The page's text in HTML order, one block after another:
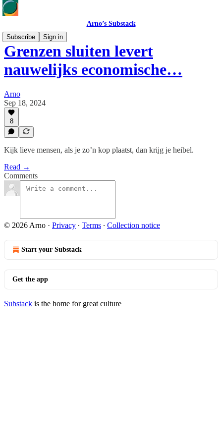
Arno’s Substack
Subscribe
Sign in
Grenzen sluiten levert
nauwelijks economische…
Arno
Sep 18, 2024
8
Kijk lieve mensen, als je zo’n kop plaatst, dan krijg je heibel.
Read →
Comments
© 2026 Arno · Privacy ∙ Terms ∙ Collection notice
Start your Substack
Get the app
Substack is the home for great culture